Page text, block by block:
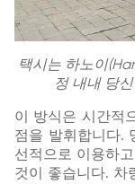
택시는 하노이
정 내내 당
이 방식은 시간적
점을 발휘합니다.
선적으로 이용하
것이 좋습니다. 차